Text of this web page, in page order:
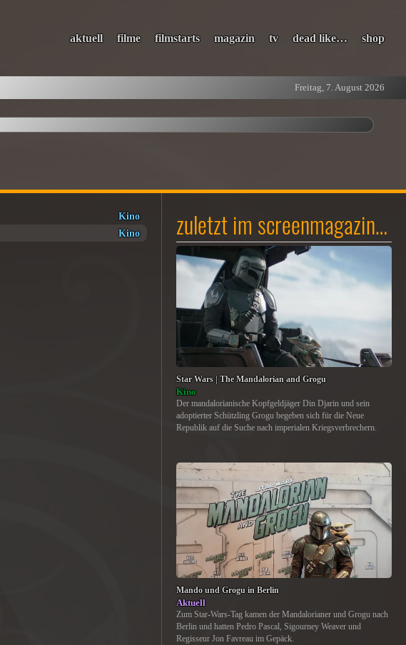
aktuell filme filmstarts magazin tv dead like… shop
Freitag, 7. August 2026
Kino
Kino zuletzt im screenmagazin…
Star Wars | The Mandalorian and Grogu
Kino
Der mandalorianische Kopfgeldjäger Din Djarin und sein
adoptierter Schützling Grogu begeben sich für die Neue
Republik auf die Suche nach imperialen Kriegsverbrechern.
Mando und Grogu in Berlin
Aktuell
Zum Star-Wars-Tag kamen der Mandalorianer und Grogu nach
Berlin und hatten Pedro Pascal, Sigourney Weaver und
Regisseur Jon Favreau im Gepäck.